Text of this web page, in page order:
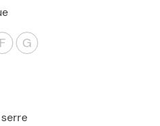
F G